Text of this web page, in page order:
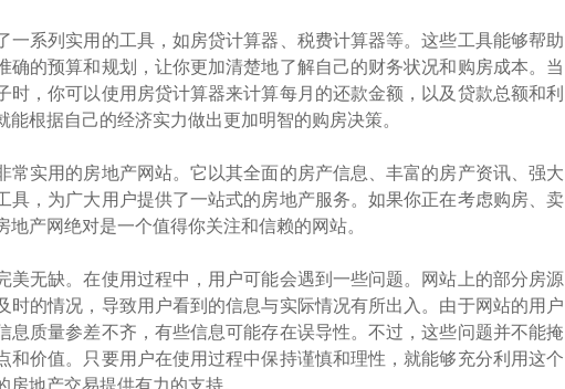
一系列实用的工具，如房贷计算器、税费计算器等。这些工具能够帮助
确的预算和规划，让你更加清楚地了解自己的财务状况和购房成本。当
时，你可以使用房贷计算器来计算每月的还款金额，以及贷款总额和利
根据自己的经济实力做出更加明智的购房决策。
常实用的房地产网站。它以其全面的房产信息、丰富的房产资讯、强大
具，为广大用户提供了一站式的房地产服务。如果你正在考虑购房、卖
地产网绝对是一个值得你关注和信赖的网站。
美无缺。在使用过程中，用户可能会遇到一些问题。网站上的部分房源
时的情况，导致用户看到的信息与实际情况有所出入。由于网站的用户
息质量参差不齐，有些信息可能存在误导性。不过，这些问题并不能掩
和价值。只要用户在使用过程中保持谨慎和理性，就能够充分利用这个